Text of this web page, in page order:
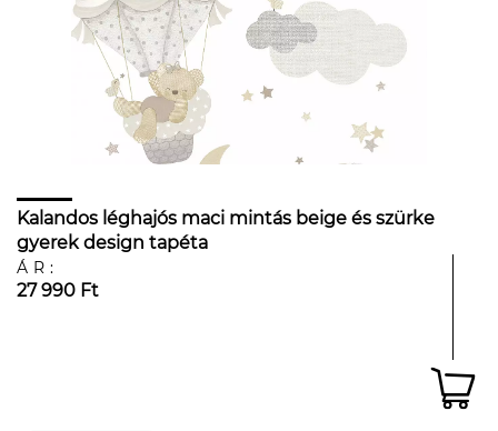
Kalandos léghajós maci mintás beige és szürke
gyerek design tapéta
ÁR:
27 990 Ft